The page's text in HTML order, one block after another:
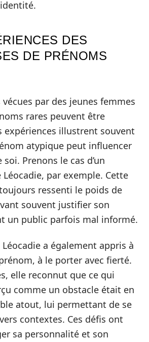
DES
DE PRÉNOMS
vécues par des jeunes femmes
rares peuvent être
expériences illustrent souvent
atypique peut influencer
Prenons le cas d’un
par exemple. Cette
ressenti le poids de
souvent justifier son
un public parfois mal informé.
Léocadie a également appris à
à le porter avec fierté.
elle reconnut que ce qui
comme un obstacle était en
atout, lui permettant de se
contextes. Ces défis ont
sa personnalité et son